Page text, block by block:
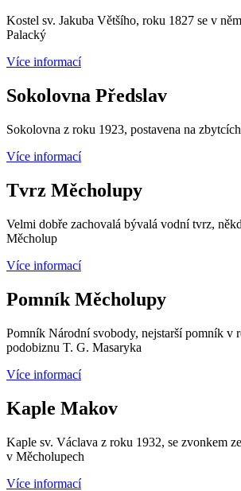
Kostel sv. Jakuba Většího, roku 1827 se v
Palacký
Více informací
Sokolovna Předslav
Sokolovna z roku 1923, postavena na
Více informací
Tvrz Měcholupy
Velmi dobře zachovalá bývalá vodní tvrz,
Měcholup
Více informací
Pomník Měcholupy
Pomník Národní svobody, nejstarší pomník v
podobiznu T. G. Masaryka
Více informací
Kaple Makov
Kaple sv. Václava z roku 1932, se zvonkem
v Měcholupech
Více informací